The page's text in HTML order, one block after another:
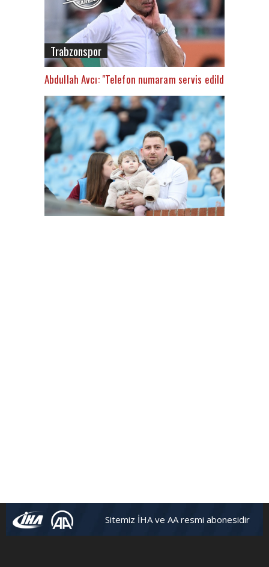
Trabzonspor
Abdullah Avcı: "Telefon numaram servis edildi"
Sitemiz İHA ve AA resmi abonesidir